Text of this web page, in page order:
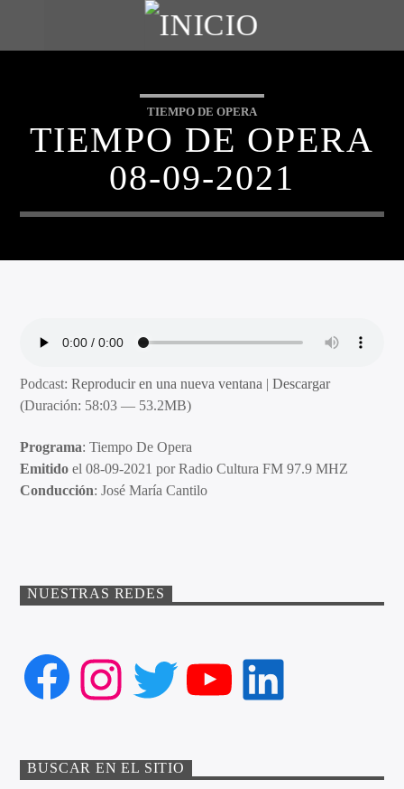
TIEMPO DE OPERA
TIEMPO DE OPERA
08-09-2021
Podcast:Reproducir en una nueva ventana |Descargar
(Duración: 58:03 — 53.2MB)
Programa: Tiempo De Opera
Emitido el 08-09-2021 por Radio Cultura FM 97.9 MHZ
Conducción: José María Cantilo
NUESTRAS REDES
Facebook
Instagram
Twitter
YouTube
LinkedIn
BUSCAR EN EL SITIO